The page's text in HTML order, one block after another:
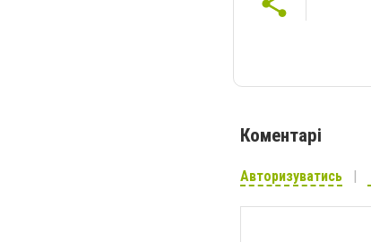
Коментарі
Авторизуватись